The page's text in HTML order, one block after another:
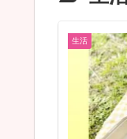
生活